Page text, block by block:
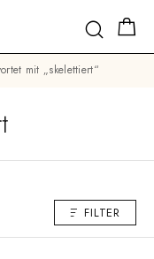
mit „skelettiert“
FILTER